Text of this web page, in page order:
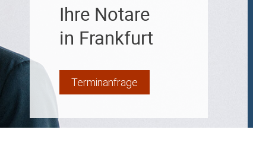
Ihre Notare
in Frankfurt
Terminanfrage